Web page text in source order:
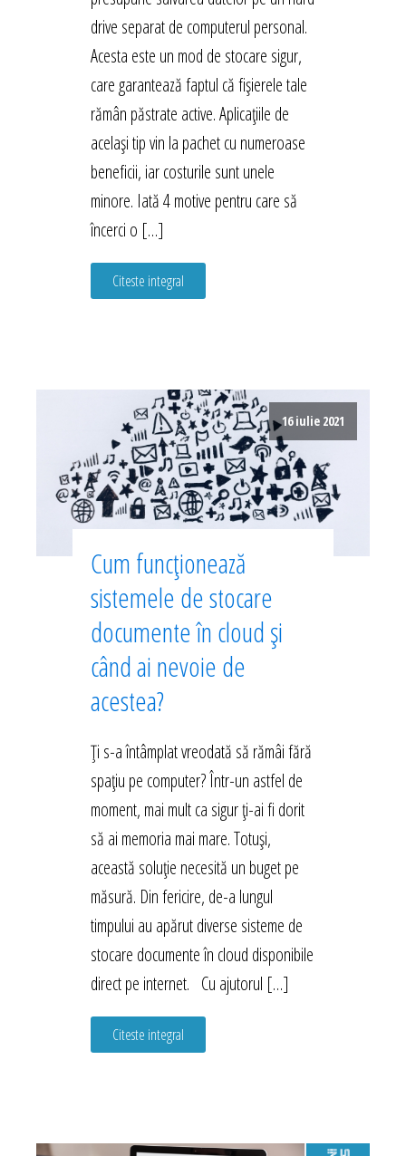
drive separat de computerul personal.
Acesta este un mod de stocare sigur,
care garantează faptul că fișierele tale
rămân păstrate active. Aplicațiile de
același tip vin la pachet cu numeroase
beneficii, iar costurile sunt unele
minore. Iată 4 motive pentru care să
încerci o […]
Citeste integral
16 iulie 2021
Cum funcționează
sistemele de stocare
documente în cloud și
când ai nevoie de
acestea?
Ți s-a întâmplat vreodată să rămâi fără
spațiu pe computer? Într-un astfel de
moment, mai mult ca sigur ți-ai fi dorit
să ai memoria mai mare. Totuși,
această soluție necesită un buget pe
măsură. Din fericire, de-a lungul
timpului au apărut diverse sisteme de
stocare documente în cloud disponibile
direct pe internet. Cu ajutorul […]
Citeste integral